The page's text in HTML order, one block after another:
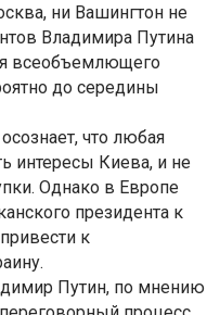
ни Вашингтон не
Владимира Путина
всеобъемлющего
до середины
что любая
интересы Киева, и не
Однако в Европе
президента к
к
Путин, по мнению